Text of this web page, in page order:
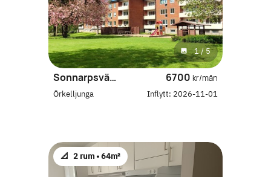
1/ 5
Sonnarpsvägen 22 F 6700 kr/mån
Örkelljunga
Inflytt: 2026-11-01
📐 2 rum •64m²